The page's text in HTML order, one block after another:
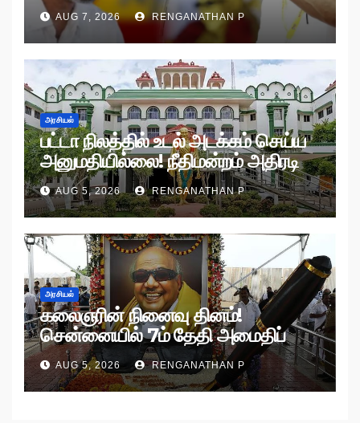
AUG 7, 2026 RENGANATHAN P
அரசியல்
பட்டா நிலத்தில் உடல் அடக்கம் செய்ய
அனுமதியில்லை! நீதிமன்றம் அதிரடி
உத்தரவு!
AUG 5, 2026 RENGANATHAN P
அரசியல்
கலைஞரின் நினைவு தினம்!
சென்னையில் 7ம் தேதி அமைதிப்
பேரணி!
AUG 5, 2026 RENGANATHAN P